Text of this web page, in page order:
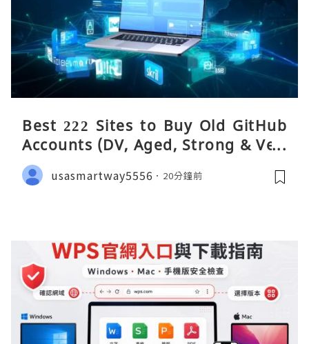
Best 222 Sites to Buy Old GitHub
Accounts (DV, Aged, Strong & Veri
fied)
usasmartway5556 20分鐘前